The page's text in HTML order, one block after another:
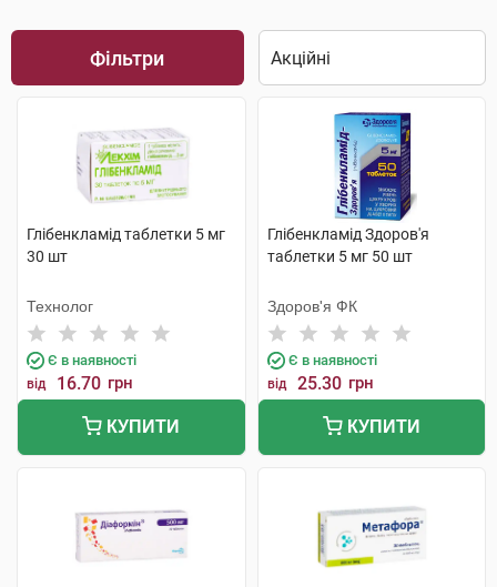
Фільтри
Глібенкламід таблетки 5 мг
30 шт
Технолог
Є в наявності
від 16.70 грн
КУПИТИ
Глібенкламід Здоров'я
таблетки 5 мг 50 шт
Здоров'я ФК
Є в наявності
від 25.30 грн
КУПИТИ